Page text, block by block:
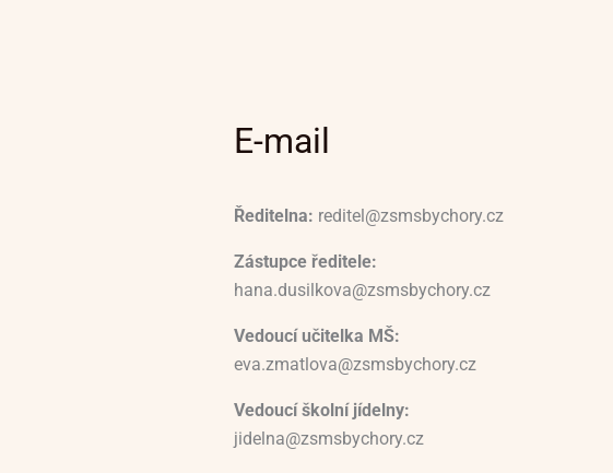
E-mail
Ředitelna: reditel@zsmsbychory.cz
Zástupce ředitele:
hana.dusilkova@zsmsbychory.cz
Vedoucí učitelka MŠ:
eva.zmatlova@zsmsbychory.cz
Vedoucí školní jídelny:
jidelna@zsmsbychory.cz